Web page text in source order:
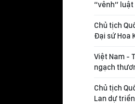
“vênh” luật
Chủ tịch
Đại sứ Hoa
Việt Nam -
ngạch
Chủ tịch
Lan dự